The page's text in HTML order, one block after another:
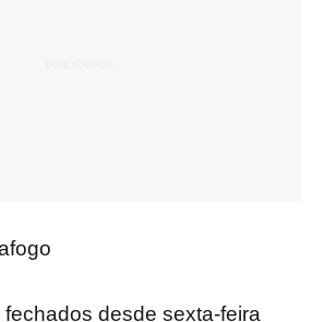
desde sexta-feira